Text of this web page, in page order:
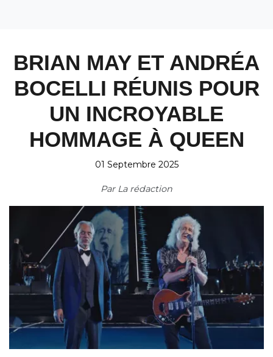
BRIAN MAY ET ANDRÉA
BOCELLI RÉUNIS POUR
UN INCROYABLE
HOMMAGE À QUEEN
01 Septembre 2025
Par La rédaction